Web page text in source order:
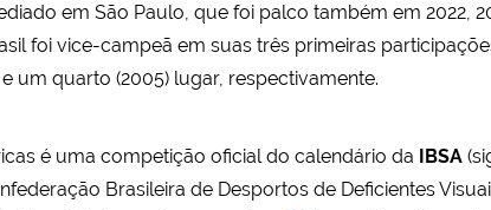
em São Paulo, que foi palco também em 2022,
foi vice-campeã em suas três primeiras
e um quarto (2005) lugar, respectivamente.
é uma competição oficial do calendário da IBSA
Brasileira de Desportos de Deficientes